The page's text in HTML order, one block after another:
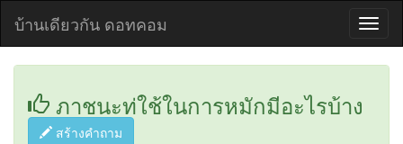
บ้านเดียวกัน ดอทคอม
ภาชนะท่ใช้ในการหมักมีอะไรบ้าง
สร้างคำถาม